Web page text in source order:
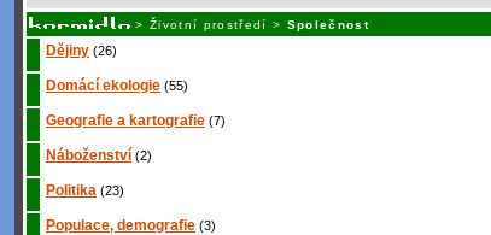
> Životní prostředí > Společnost
Dějiny (26)
Domácí ekologie (55)
Geografie a kartografie (7)
Náboženství (2)
Politika (23)
Populace, demografie (3)